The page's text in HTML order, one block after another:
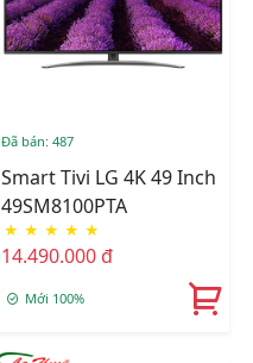
Đã bán: 487
Smart Tivi LG 4K 49 Inch
49SM8100PTA
★ ★ ★ ★ ★
14.490.000 đ
Mới 100%